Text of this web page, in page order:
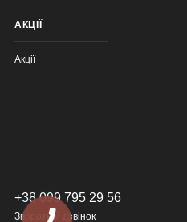
АКЦІЇ
Акції
+38 099 795 29 56
Зворотній дзвінок